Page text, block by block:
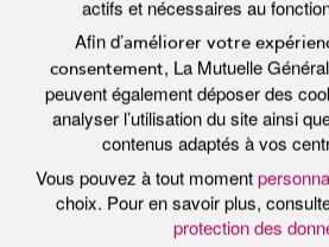
corrections des oreilles
double menton par
Les seins (réduction de la
volume, traitement de la ptôse
mammaire, reconstruction du
traitement de la malformations
de la gynécomastie
chez l’homme)